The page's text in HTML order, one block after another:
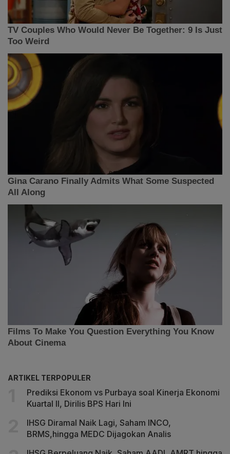
ARTIKEL TERPOPULER
Prediksi Ekonom vs Purbaya soal Kinerja Ekonomi
Kuartal II, Dirilis BPS Hari Ini
IHSG Diramal Naik Lagi, Saham INCO,
BRMS,hingga MEDC Dijagokan Analis